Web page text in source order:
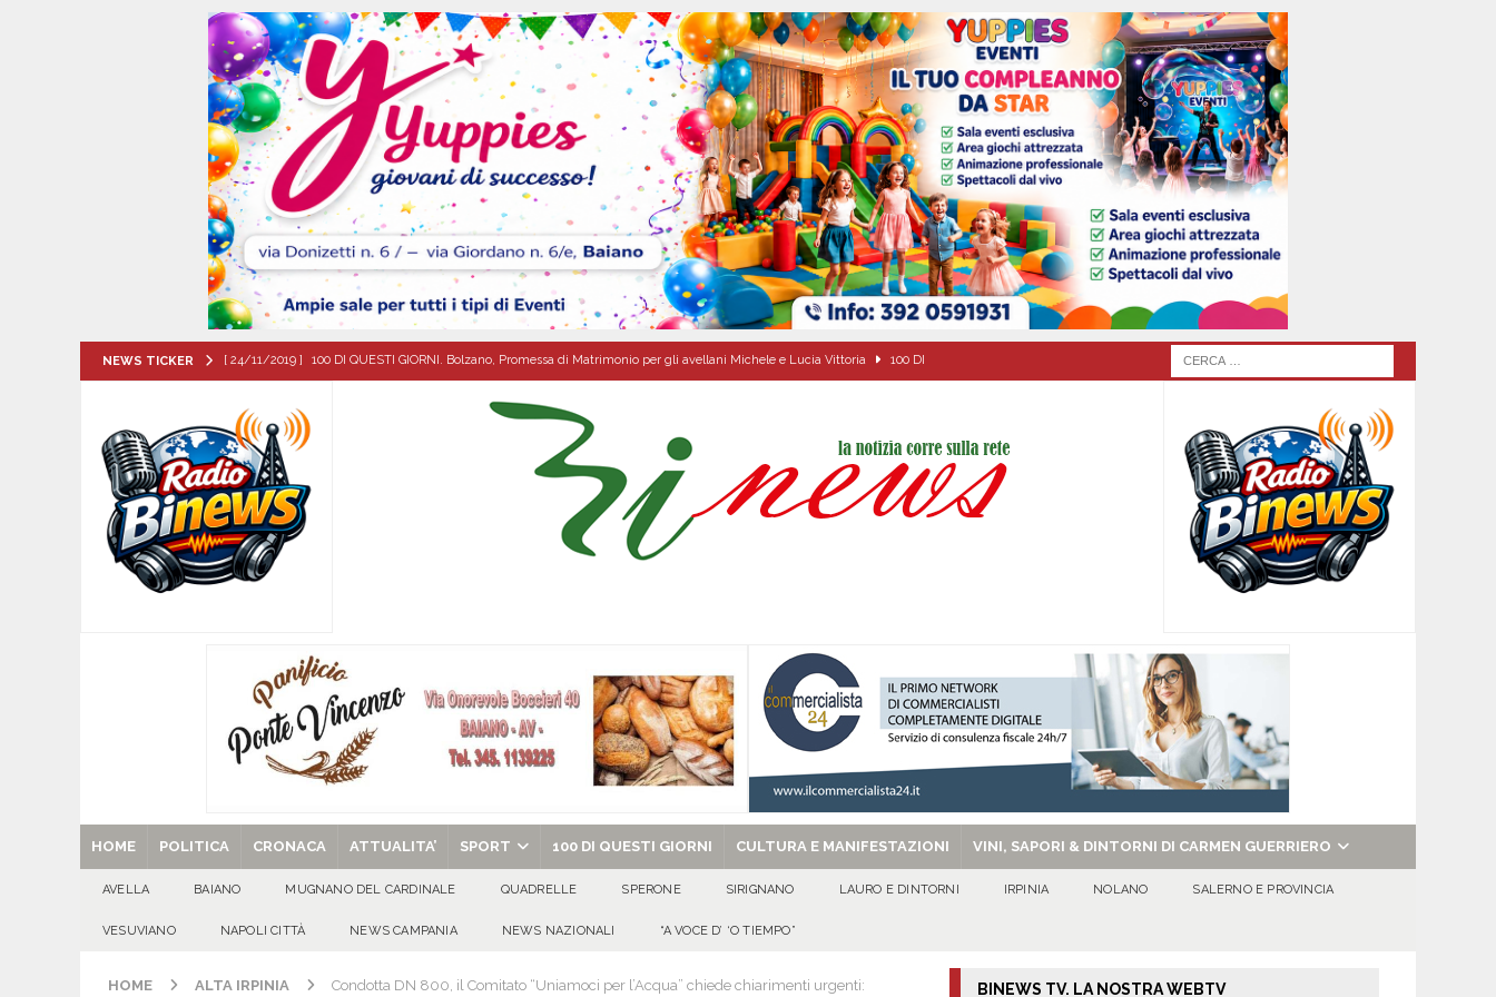
NEWS TICKER [ 24/11/2019 ] 100 DI QUESTI GIORNI. Bolzano, Promessa di Matrimonio per gli avellani Michele e Lucia Vittoria 100 DI
[ 07/08/2026 ] Visciano celebra Padre Arturo D’Onofrio: due giorni di fede nel ricordo del fondatore
MANIFESTAZIONI
[ 07/08/2026 ] MUGNANO DEL CARDINALE. L’Ipocrisia delle Apparenze e il Sociale Negato: il Caso del Centro Sociale mai
usato – abbandonato – vandalizzato e destinato al privato EVIDENZA
[ 07/08/2026 ]
una cultura collettiva. Nessuna crescita economica può prescindere dalla tutela della vita umana” CULTURA E
MANIFESTAZIONI
[ 07/08/2026 ] Casino senza KYC: cosa sono e come funzionano in Italia CULTURA E MANIFESTAZIONI
[ 29/08/2025 ] SANT’Oggi. Venerdì 29 agosto la chiesa celebra il Martirio di san Giovanni Battista e santa Sabina
HOME POLITICA CRONACA ATTUALITA’ SPORT 100 DI QUESTI GIORNI CULTURA E MANIFESTAZIONI VINI, SAPORI & DINTORNI DI CARMEN GUERRIERO
AVELLA BAIANO MUGNANO DEL CARDINALE QUADRELLE SPERONE SIRIGNANO LAURO E DINTORNI IRPINIA NOLANO SALERNO E PROVINCIA
VESUVIANO NAPOLI CITTÀ NEWS CAMPANIA NEWS NAZIONALI “A VOCE D’ ‘O TIEMPO”
HOME ALTA IRPINIA Condotta DN 800, il Comitato “Uniamoci per l’Acqua” chiede chiarimenti urgenti: BINEWS TV. LA NOSTRA WEBTV